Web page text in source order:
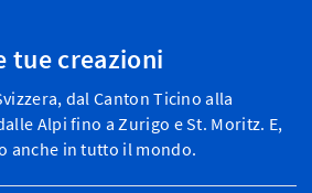
tue creazioni
dal Canton Ticino alla
Alpi fino a Zurigo e St. Moritz. E,
anche in tutto il mondo.